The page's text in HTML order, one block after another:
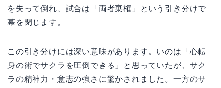
を失って倒れ、試合は「両者棄権」という引き分けで
幕を閉じます。
この引き分けには深い意味があります。いのは「心転
身の術でサクラを圧倒できる」と思っていたが、サク
ラの精神力・意志の強さに驚かされました。一方のサ